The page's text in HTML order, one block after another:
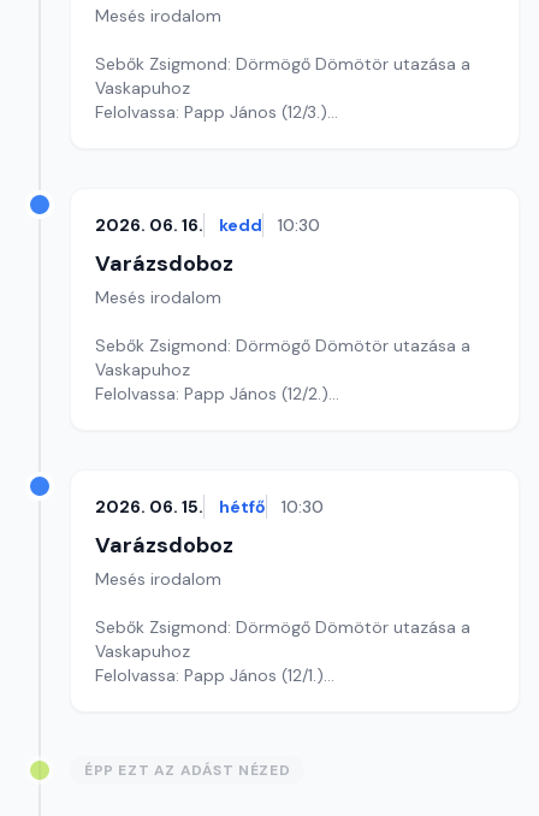
Mesés irodalom
Sebők Zsigmond: Dörmögő Dömötör utazása a
Vaskapuhoz
Felolvassa: Papp János (12/3.)
2026. 06. 16. kedd 10:30
Varázsdoboz
Mesés irodalom
Sebők Zsigmond: Dörmögő Dömötör utazása a
Vaskapuhoz
Felolvassa: Papp János (12/2.)
2026. 06. 15. hétfő 10:30
Varázsdoboz
Mesés irodalom
Sebők Zsigmond: Dörmögő Dömötör utazása a
Vaskapuhoz
Felolvassa: Papp János (12/1.)
ÉPP EZT AZ ADÁST NÉZED